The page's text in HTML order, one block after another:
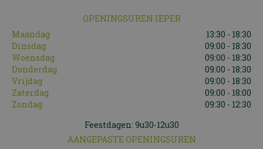
OPENINGSUREN IEPER
Maandag
13:30 - 18:30
Dinsdag
09:00 - 18:30
Woensdag
09:00 - 18:30
Donderdag
09:00 - 18:30
Vrijdag
09:00 - 18:30
Zaterdag
09:00 - 18:00
Zondag
09:30 - 12:30
Feestdagen: 9u30-12u30
AANGEPASTE OPENINGSUREN